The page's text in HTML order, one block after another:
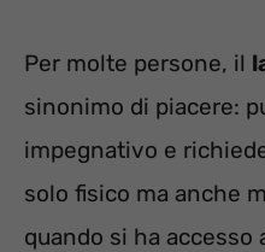
Per molte persone, il
sinonimo di piacere:
impegnativo e
solo fisico ma anche
quando si ha